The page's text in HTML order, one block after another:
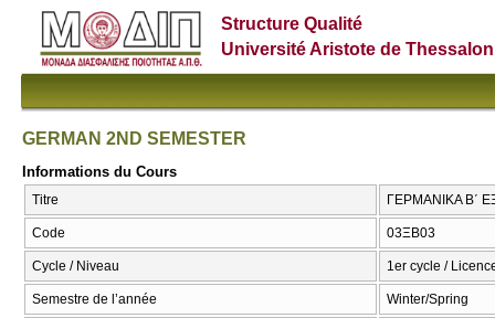
Structure Qualité
Université Aristote de
GERMAN 2ND SEMESTER
Informations du Cours
Titre ΓΕΡΜΑΝΙΚΑ Β΄
Code 03ΞΒ03
Cycle / Niveau 1er cycle /
Semestre de l’année Winter/Spring